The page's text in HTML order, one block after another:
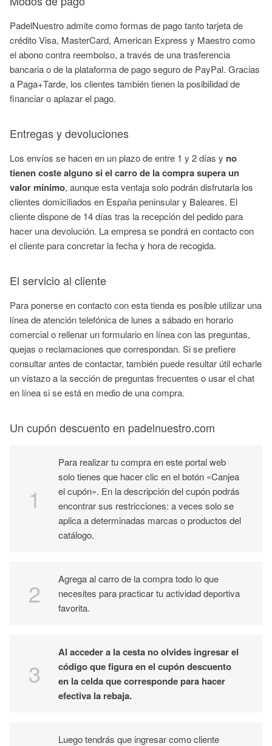
PadelNuestro admite como formas de pago tanto tarjeta de
crédito Visa, MasterCard, American Express y Maestro como
el abono contra reembolso, a través de una trasferencia
bancaria o de la plataforma de pago seguro de PayPal. Gracias
a Paga+Tarde, los clientes también tienen la posibilidad de
financiar o aplazar el pago.
Entregas y devoluciones
Los envíos se hacen en un plazo de entre 1 y 2 días y no
tienen coste alguno si el carro de la compra supera un
valor mínimo, aunque esta ventaja solo podrán disfrutarla los
clientes domiciliados en España peninsular y Baleares. El
cliente dispone de 14 días tras la recepción del pedido para
hacer una devolución. La empresa se pondrá en contacto con
el cliente para concretar la fecha y hora de recogida.
El servicio al cliente
Para ponerse en contacto con esta tienda es posible utilizar una
línea de atención telefónica de lunes a sábado en horario
comercial o rellenar un formulario en línea con las preguntas,
quejas o reclamaciones que correspondan. Si se prefiere
consultar antes de contactar, también puede resultar útil echarle
un vistazo a la sección de preguntas frecuentes o usar el chat
en línea si se está en medio de una compra.
Un cupón descuento en padelnuestro.com
Para realizar tu compra en este portal web
solo tienes que hacer clic en el botón «Canjea
el cupón». En la descripción del cupón podrás
encontrar sus restricciones: a veces solo se
aplica a determinadas marcas o productos del
catálogo.
Agrega al carro de la compra todo lo que
necesites para practicar tu actividad deportiva
favorita.
Al acceder a la cesta no olvides ingresar el
código que figura en el cupón descuento
en la celda que corresponde para hacer
efectiva la rebaja.
Luego tendrás que ingresar como cliente